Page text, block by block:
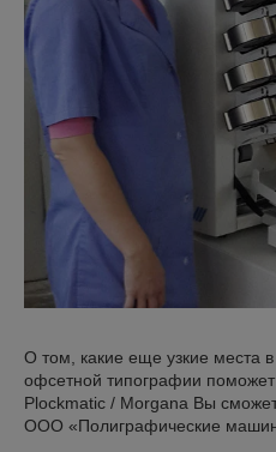
О том, какие еще узкие места
офсетной типографии поможет
Plockmatic / Morgana Вы
ООО «Полиграфические